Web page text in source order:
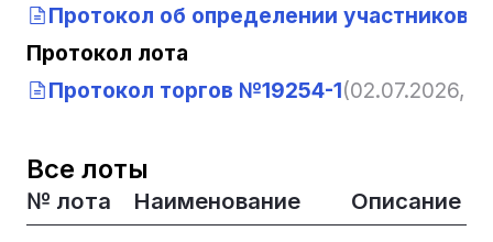
Протокол об определении участников
Протокол лота
Протокол торгов №19254-1(02.07.2026,
Все лоты
№ лота Наименование Описание